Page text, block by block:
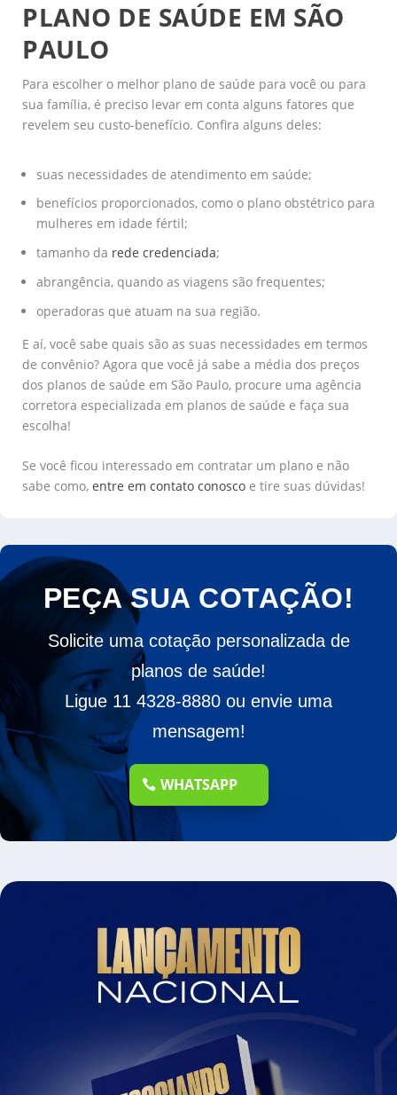
PLANO DE SAÚDE EM SÃO
PAULO
Para escolher o melhor plano de saúde para você ou para
sua família, é preciso levar em conta alguns fatores que
revelem seu custo-benefício. Confira alguns deles:
suas necessidades de atendimento em saúde;
benefícios proporcionados, como o plano obstétrico para
mulheres em idade fértil;
tamanho da rede credenciada;
abrangência, quando as viagens são frequentes;
operadoras que atuam na sua região.
E aí, você sabe quais são as suas necessidades em termos
de convênio? Agora que você já sabe a média dos preços
dos planos de saúde em São Paulo, procure uma agência
corretora especializada em planos de saúde e faça sua
escolha!
Se você ficou interessado em contratar um plano e não
sabe como, entre em contato conosco e tire suas dúvidas!
PEÇA SUA COTAÇÃO!
Solicite uma cotação personalizada de
planos de saúde!
Ligue 11 4328-8880 ou envie uma
mensagem!
WHATSAPP